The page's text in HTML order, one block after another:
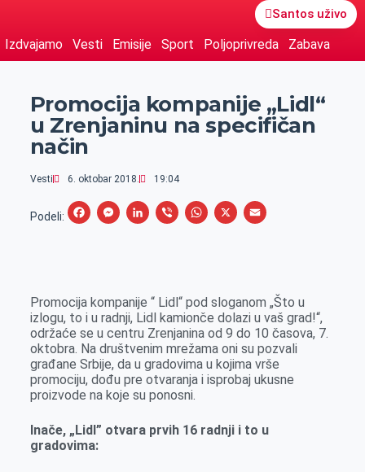
Santos uživo
Izdvajamo Vesti Emisije Sport Poljoprivreda Zabava
Promocija kompanije „Lidl“
u Zrenjaninu na specifičan
način
Vesti 6. oktobar 2018. 19:04
Podeli:
F
b
o
o
k
M
e
n
g
e
r
L
e
d
I
n
V
r
W
s
A
p
p
X
E
Promocija kompanije “ Lidl“ pod sloganom „Što u
izlogu, to i u radnji, Lidl kamionče dolazi u vaš grad!“,
održaće se u centru Zrenjanina od 9 do 10 časova, 7.
oktobra. Na društvenim mrežama oni su pozvali
građane Srbije, da u gradovima u kojima vrše
promociju, dođu pre otvaranja i isprobaj ukusne
proizvode na koje su ponosni.
Inače, „Lidl” otvara prvih 16 radnji i to u
gradovima: